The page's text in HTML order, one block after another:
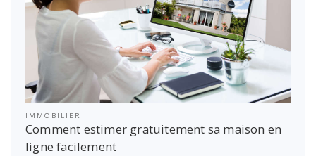
IMMOBILIER
Comment estimer gratuitement sa maison en
ligne facilement